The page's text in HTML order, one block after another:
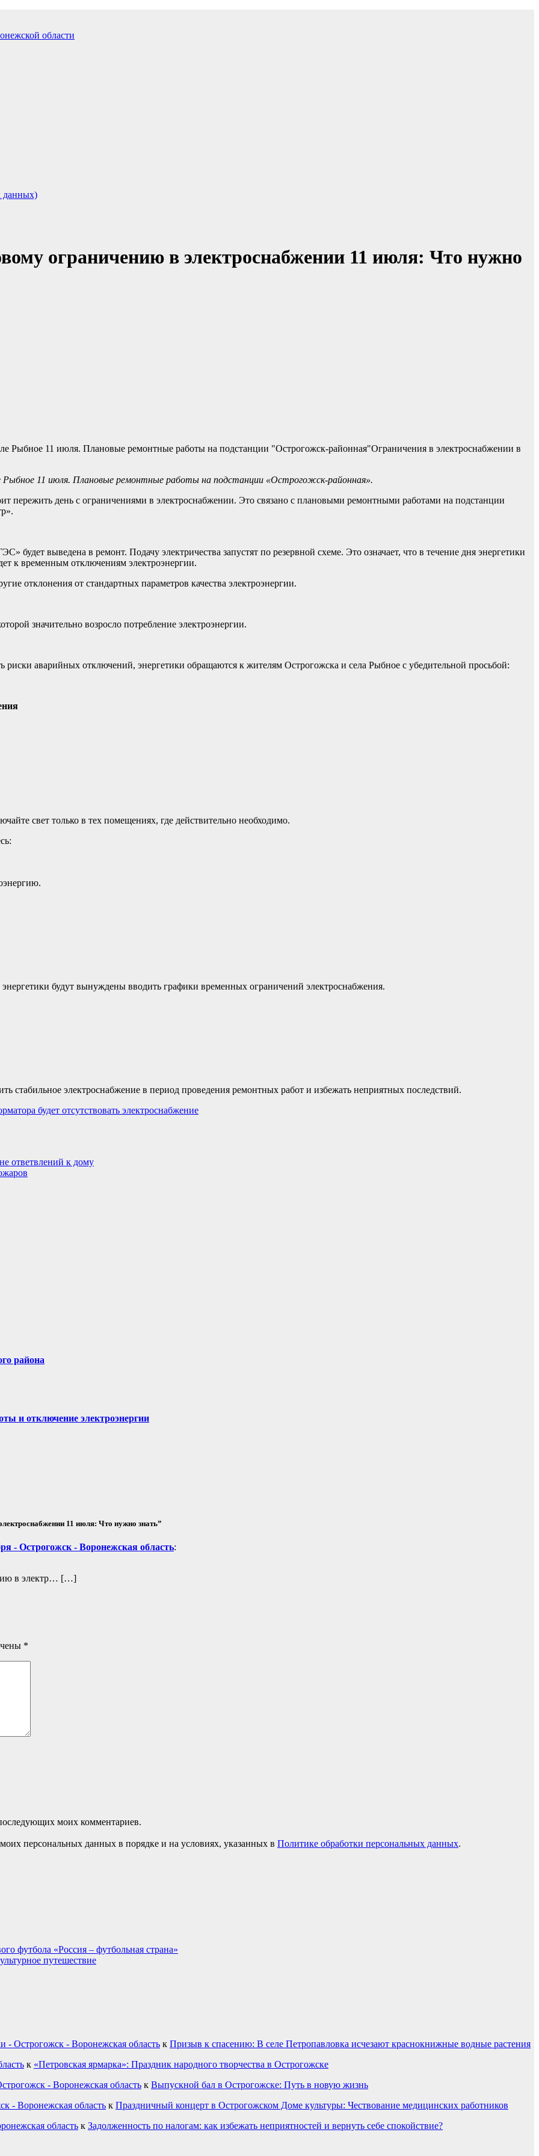
данных)
ограничению в электроснабжении 11 июля: Что нужно
Ограничения в электроснабжении в
Рыбное 11 июля. Плановые ремонтные работы на подстанции «Острогожск-районная».
пережить день с ограничениями в электроснабжении. Это связано с плановыми ремонтными работами на подстанции
будет выведена в ремонт. Подачу электричества запустят по резервной схеме. Это означает, что в течение дня энергетики
к временным отключениям электроэнергии.
отклонения от стандартных параметров качества электроэнергии.
значительно возросло потребление электроэнергии.
аварийных отключений, энергетики обращаются к жителям Острогожска и села Рыбное с убедительной просьбой:
свет только в тех помещениях, где действительно необходимо.
энергетики будут вынуждены вводить графики временных ограничений электроснабжения.
стабильное электроснабжение в период проведения ремонтных работ и избежать неприятных последствий.
будет отсутствовать электроснабжение
ответвлений к дому
района
и отключение электроэнергии
11 июля: Что нужно знать”
- Острогожск - Воронежская область:
в электр… […]
*
моих комментариев.
персональных данных в порядке и на условиях, указанных в Политике обработки персональных данных.
футбола «Россия – футбольная страна»
путешествие
- Острогожск - Воронежская область к Призыв к спасению: В селе Петропавловка исчезают краснокнижные водные растения
к «Петровская ярмарка»: Праздник народного творчества в Острогожске
- Воронежская область к Выпускной бал в Острогожске: Путь в новую жизнь
- Воронежская область к Праздничный концерт в Острогожском Доме культуры: Чествование медицинских работников
область к Задолженность по налогам: как избежать неприятностей и вернуть себе спокойствие?